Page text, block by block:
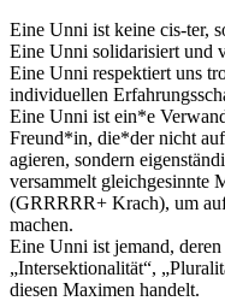
Eine Unni ist keine cis-ter,
Eine Unni solidarisiert und
Eine Unni respektiert uns
individuellen
Eine Unni ist ein*e
Freund*in, die*der nicht
agieren, sondern
versammelt gleichgesinnte
(GRRRRR+ Krach), um
machen.
Eine Unni ist jemand,
„Intersektionalität“,
diesen Maximen handelt.